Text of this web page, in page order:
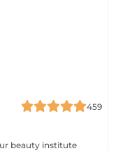
459
beauty institute